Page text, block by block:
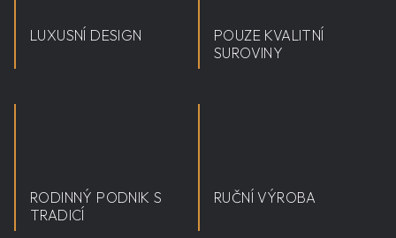
LUXUSNÍ DESIGN
POUZE KVALITNÍ
SUROVINY
RODINNÝ PODNIK S
TRADICÍ
RUČNÍ VÝROBA